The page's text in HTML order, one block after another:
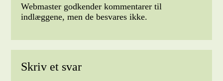
Webmaster godkender kommentarer til
indlæggene, men de besvares ikke.
Skriv et svar